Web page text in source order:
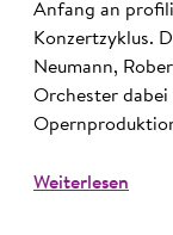
Anfang an
Konzertzyklus.
Neumann,
Orchester
Weiterlesen